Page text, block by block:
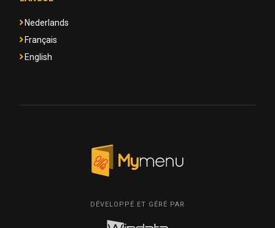
Nederlands
Français
English
DÉVELOPPÉ ET GÉRÉ PAR